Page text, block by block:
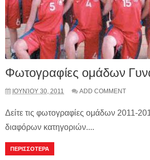
Φωτογραφίες ομάδων
ΙΟΥΝΊΟΥ 30, 2011 ADD COMMENT
Δείτε τις φωτογραφίες ομάδων 2011-
διαφόρων κατηγοριών....
ΠΕΡΙΣΣΟΤΕΡΑ